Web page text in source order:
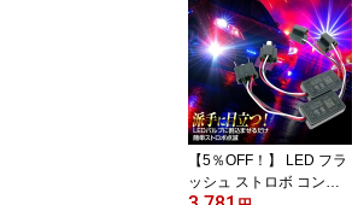
格納ユニット 車速連動ロ
ック・降車時ロック解
除・バック/乗降時ハザー
ド連動・夜間足元照明で
安全対策 取付説明書付き
【5％OFF！】 LED フラ
ッシュ ストロボ コント